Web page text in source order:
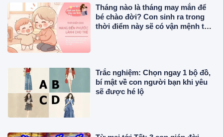
Tháng nào là tháng may mắn để
bé chào đời? Con sinh ra trong
thời điểm này sẽ có vận mệnh tốt
Trắc nghiệm: Chọn ngay 1 bộ đồ,
bí mật về con người bạn khi yêu
sẽ được hé lộ